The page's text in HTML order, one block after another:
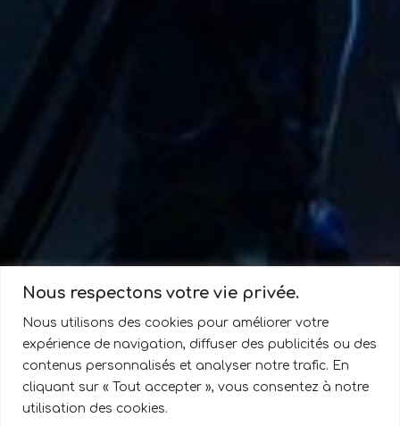
Nous respectons votre vie privée.
Nous utilisons des cookies pour améliorer votre
expérience de navigation, diffuser des publicités ou des
contenus personnalisés et analyser notre trafic. En
cliquant sur « Tout accepter », vous consentez à notre
utilisation des cookies.